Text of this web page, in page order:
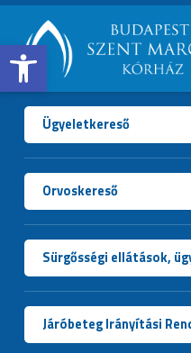
Open toolbar
BUDAPESTI
SZENT
MARGIT
KÓRHÁZ
Ügyeletkereső
Orvoskereső
Sürgősségi ellátások,
Járóbeteg Irányítási